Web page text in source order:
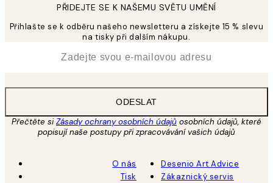
PŘIDEJTE SE K NAŠEMU SVĚTU UMĚNÍ
Přihlašte se k odběru našeho newsletteru a získejte 15 % slevu
na tisky při dalším nákupu.
ODESLAT
Přečtěte siZásady ochrany osobních údajů osobních údajů, které
popisují naše postupy při zpracovávání vašich údajů
O nás
Tisk
Desenio Art Advice
Zákaznický servis